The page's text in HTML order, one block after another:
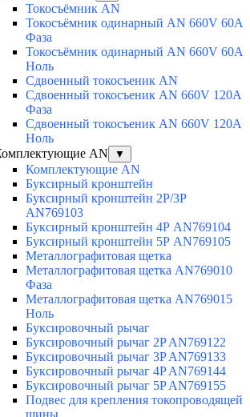
Токосъёмник AN
Токосъёмник одинарный AN 660V 60A
Фаза
Токосъёмник одинарный AN 660V 60A
Ноль
Сдвоенный токосъеник AN
Сдвоенный токосъеник AN 660V 120A
Фаза
Сдвоенный токосъеник AN 660V 120A
Ноль
AN
▼
Комплектующие AN
Буксирный кронштейн
Буксирный кронштейн 2Р/3Р
AN769103
Буксирный кронштейн 4Р AN769104
Буксирный кронштейн 5Р AN769105
Металлографитовая щетка
Металлографитовая щетка AN769010
Фаза
Металлографитовая щетка AN769015
Ноль
Буксировочный рычаг
Буксировочный рычаг 2P AN769122
Буксировочный рычаг 3P AN769133
Буксировочный рычаг 4P AN769144
Буксировочный рычаг 5P AN769155
Подвес для крепления токопроводящей
шины